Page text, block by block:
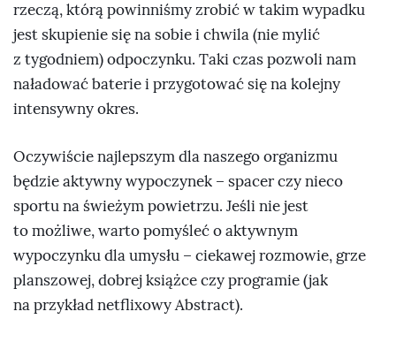
rzeczą, którą powinniśmy zrobić w takim wypadku
jest skupienie się na sobie i chwila (nie mylić
z tygodniem) odpoczynku. Taki czas pozwoli nam
naładować baterie i przygotować się na kolejny
intensywny okres.
Oczywiście najlepszym dla naszego organizmu
będzie aktywny wypoczynek – spacer czy nieco
sportu na świeżym powietrzu. Jeśli nie jest
to możliwe, warto pomyśleć o aktywnym
wypoczynku dla umysłu – ciekawej rozmowie, grze
planszowej, dobrej książce czy programie (jak
na przykład netflixowy Abstract).